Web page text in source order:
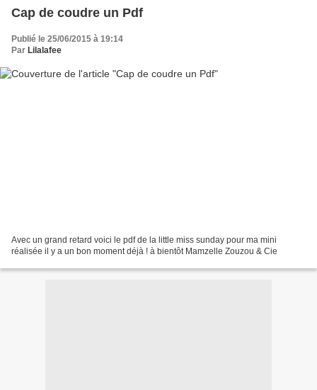
Cap de coudre un Pdf
Publié le 25/06/2015 à 19:14
Par Lilalafee
Avec un grand retard voici le pdf de la little miss sunday pour ma mini
réalisée il y a un bon moment déjà ! à bientôt Mamzelle Zouzou & Cie